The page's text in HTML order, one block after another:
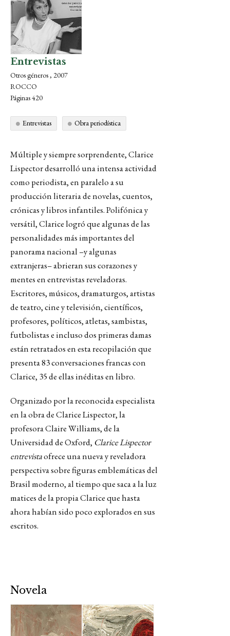
Entrevistas
Otros géneros , 2007
ROCCO
Páginas 420
Entrevistas Obra periodística
Múltiple y siempre sorprendente, Clarice
Lispector desarrolló una intensa actividad
como periodista, en paralelo a su
producción literaria de novelas, cuentos,
crónicas y libros infantiles. Polifónica y
versátil, Clarice logró que algunas de las
personalidades más importantes del
panorama nacional –y algunas
extranjeras– abrieran sus corazones y
mentes en entrevistas reveladoras.
Escritores, músicos, dramaturgos, artistas
de teatro, cine y televisión, científicos,
profesores, políticos, atletas, sambistas,
futbolistas e incluso dos primeras damas
están retratados en esta recopilación que
presenta 83 conversaciones francas con
Clarice, 35 de ellas inéditas en libro.
Organizado por la reconocida especialista
en la obra de Clarice Lispector, la
profesora Claire Williams, de la
Universidad de Oxford, Clarice Lispector
entrevistaofrece una nueva y reveladora
perspectiva sobre figuras emblemáticas del
Brasil moderno, al tiempo que saca a la luz
matices de la propia Clarice que hasta
ahora habían sido poco explorados en sus
escritos.
Novela